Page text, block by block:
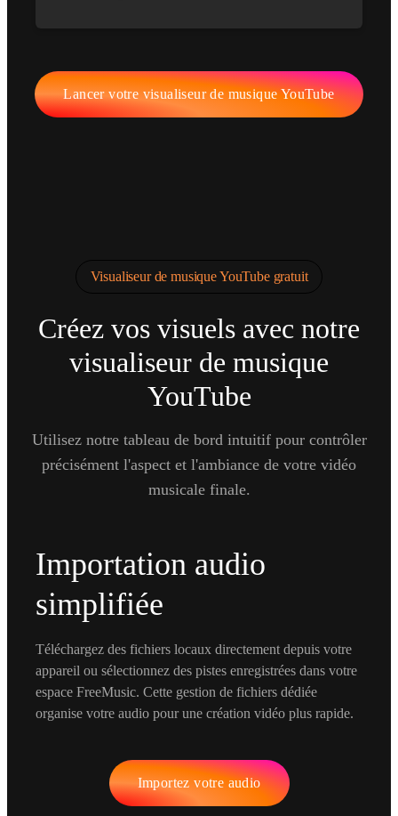
Lancer votre visualiseur de musique YouTube
Visualiseur de musique YouTube gratuit
Créez vos visuels avec notre
visualiseur de musique
YouTube
Utilisez notre tableau de bord intuitif pour contrôler
précisément l'aspect et l'ambiance de votre vidéo
musicale finale.
Importation audio
simplifiée
Téléchargez des fichiers locaux directement depuis votre
appareil ou sélectionnez des pistes enregistrées dans votre
espace FreeMusic. Cette gestion de fichiers dédiée
organise votre audio pour une création vidéo plus rapide.
Importez votre audio